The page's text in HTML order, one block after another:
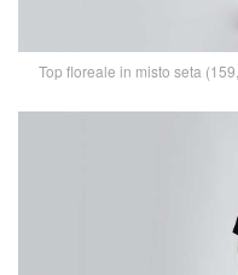
Top floreale in misto seta